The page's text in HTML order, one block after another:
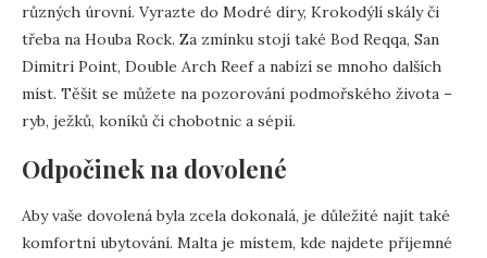
různých úrovní. Vyrazte do Modré díry, Krokodýlí skály či
třeba na Houba Rock. Za zmínku stojí také Bod Reqqa, San
Dimitri Point, Double Arch Reef a nabízí se mnoho dalších
míst. Těšit se můžete na pozorování podmořského života –
ryb, ježků, koníků či chobotnic a sépií.
Odpočinek na dovolené
Aby vaše dovolená byla zcela dokonalá, je důležité najít také
komfortní ubytování. Malta je místem, kde najdete příjemné